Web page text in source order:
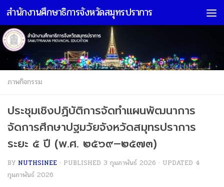
Skip to content
สำนักงานศึกษาธิการจังหวัดสมุทรปราการ
ภาพกิจกรรม
ประชุมเชิงปฏิบัติการจัดทำแผนพัฒนาการ
จัดการศึกษาปฐมวัยจังหวัดสมุทรปราการ
ระยะ ๕ ปี (พ.ศ. ๒๕๖๙–๒๕๗๓)
BY NUTHSINEE · PUBLISHED 3 กุมภาพันธ์ 2026 · UPDATED 4
กุมภาพันธ์ 2026